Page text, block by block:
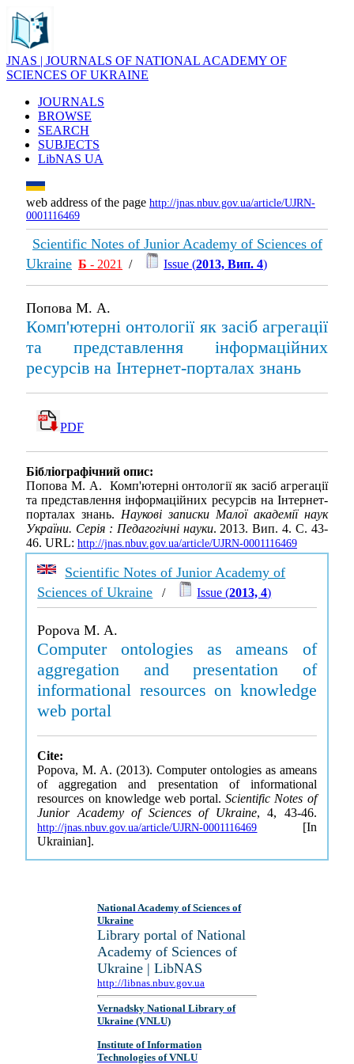
JNAS | JOURNALS OF NATIONAL ACADEMY OF
SCIENCES OF UKRAINE
JOURNALS
BROWSE
SEARCH
SUBJECTS
LibNAS UA
web address of the page http://jnas.nbuv.gov.ua/article/UJRN-
0001116469
Scientific Notes of Junior Academy of Sciences of
Ukraine Б - 2021 / Issue (2013, Вип. 4)
Попова М. А.
Комп'ютерні онтології як засіб агрегації
та представлення інформаційних
ресурсів на Інтернет-порталах знань
PDF
Бібліографічний опис:
Попова М. А. Комп'ютерні онтології як засіб агрегації
та представлення інформаційних ресурсів на Інтернет-
порталах знань. Наукові записки Малої академії наук
України. Серія : Педагогічні науки. 2013. Вип. 4. С. 43-
46. URL: http://jnas.nbuv.gov.ua/article/UJRN-0001116469
Scientific Notes of Junior Academy of
Sciences of Ukraine / Issue (2013, 4)
Popova M. A.
Computer ontologies as ameans of
aggregation and presentation of
informational resources on knowledge
web portal
Cite:
Popova, M. A. (2013). Computer ontologies as ameans
of aggregation and presentation of informational
resources on knowledge web portal.Scientific Notes of
Junior Academy of Sciences of Ukraine, 4, 43-46.
http://jnas.nbuv.gov.ua/article/UJRN-0001116469 [In
Ukrainian].
National Academy of Sciences of
Ukraine
Library portal of National
Academy of Sciences of
Ukraine | LibNAS
http://libnas.nbuv.gov.ua
Vernadsky National Library of
Ukraine (VNLU)
Institute of Information
Technologies of VNLU